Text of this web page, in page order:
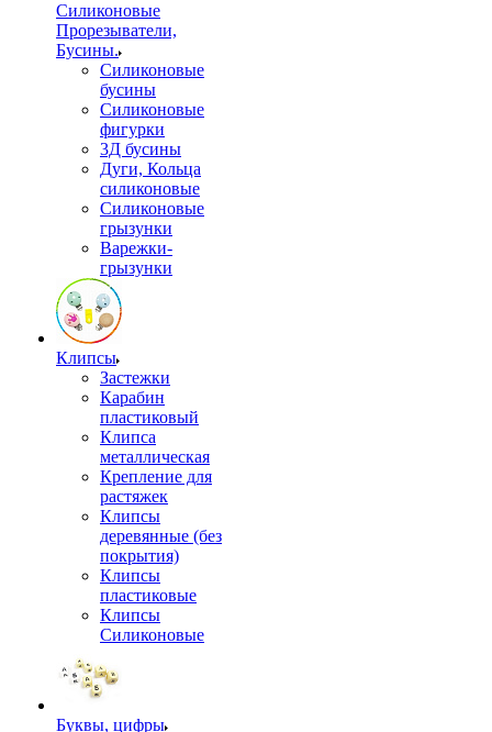
Силиконовые
Прорезыватели,
Бусины.
Силиконовые
бусины
Силиконовые
фигурки
3Д бусины
Дуги, Кольца
силиконовые
Силиконовые
грызунки
Варежки-
грызунки
Клипсы
Застежки
Карабин
пластиковый
Клипса
металлическая
Крепление для
растяжек
Клипсы
деревянные (без
покрытия)
Клипсы
пластиковые
Клипсы
Силиконовые
Буквы, цифры